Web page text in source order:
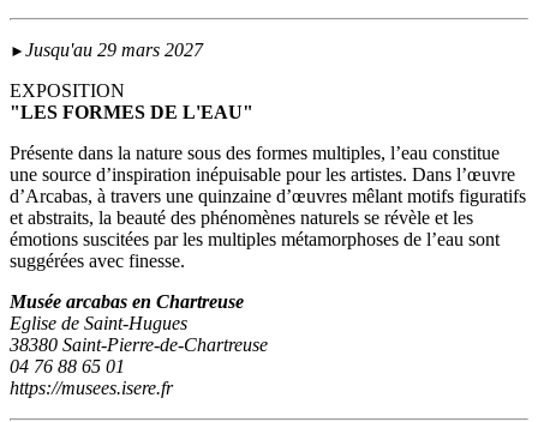
► Jusqu'au 29 mars 2027
EXPOSITION
"LES FORMES DE L'EAU"
Présente dans la nature sous des formes multiples, l’eau constitue
une source d’inspiration inépuisable pour les artistes. Dans l’œuvre
d’Arcabas, à travers une quinzaine d’œuvres mêlant motifs figuratifs
et abstraits, la beauté des phénomènes naturels se révèle et les
émotions suscitées par les multiples métamorphoses de l’eau sont
suggérées avec finesse.
Musée arcabas en Chartreuse
Eglise de Saint-Hugues
38380 Saint-Pierre-de-Chartreuse
04 76 88 65 01
https://musees.isere.fr